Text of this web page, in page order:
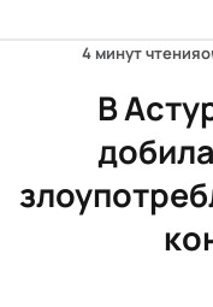
4 минут чтения
В